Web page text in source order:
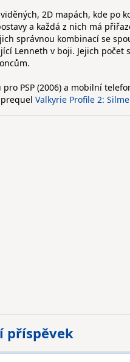
2D mapách, kde po
a každá z nich má
správnou kombinací se
Lenneth v boji. Jejich počet
PSP (2006) a mobilní
Valkyrie Profile 2:
příspěvek